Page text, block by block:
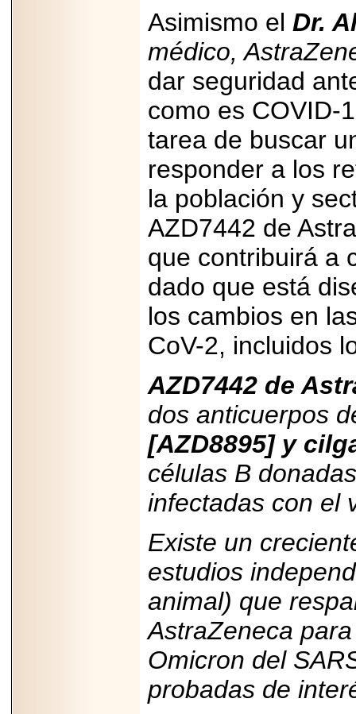
Asimismo el Dr.
médico,
dar seguridad
como es COVID-
tarea de buscar
responder a los
la población y
AZD7442 de
que contribuirá a
dado que está
los cambios en
CoV-2, incluidos
AZD7442 de
dos anticuerpos
[AZD8895] y
células B
infectadas con el
Existe un
estudios
animal) que
AstraZeneca
Omicron del
probadas de